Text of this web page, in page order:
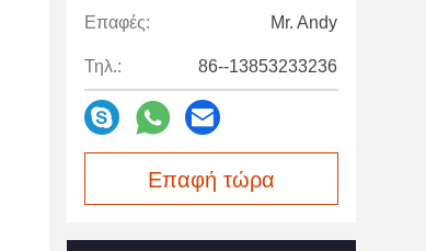
Επαφές: Mr. Andy
Τηλ.: 86--13853233236
Επαφή τώρα